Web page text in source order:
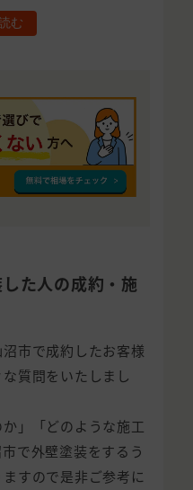
む
た人の成約・施
市で成約したお客様
質問をいたしまし
か」「どのような施工
で外壁塗装をするう
すので是非ご参考に